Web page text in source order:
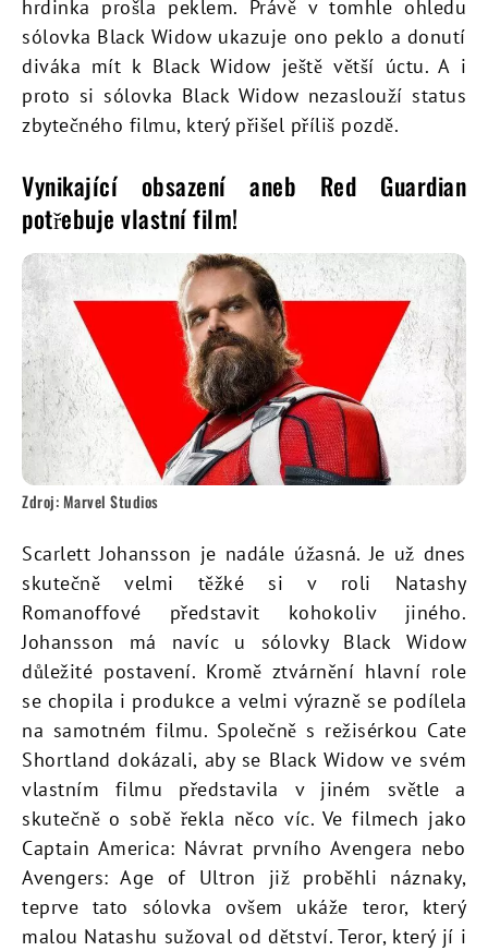
hrdinka prošla peklem. Právě v tomhle ohledu
sólovka Black Widow ukazuje ono peklo a donutí
diváka mít k Black Widow ještě větší úctu. A i
proto si sólovka Black Widow nezaslouží status
zbytečného filmu, který přišel příliš pozdě.
Vynikající obsazení aneb Red Guardian
potřebuje vlastní film!
Zdroj: Marvel Studios
Scarlett Johansson je nadále úžasná. Je už dnes
skutečně velmi těžké si v roli Natashy
Romanoffové představit kohokoliv jiného.
Johansson má navíc u sólovky Black Widow
důležité postavení. Kromě ztvárnění hlavní role
se chopila i produkce a velmi výrazně se podílela
na samotném filmu. Společně s režisérkou Cate
Shortland dokázali, aby se Black Widow ve svém
vlastním filmu představila v jiném světle a
skutečně o sobě řekla něco víc. Ve filmech jako
Captain America: Návrat prvního Avengera nebo
Avengers: Age of Ultron již proběhli náznaky,
teprve tato sólovka ovšem ukáže teror, který
malou Natashu sužoval od dětství. Teror, který jí i